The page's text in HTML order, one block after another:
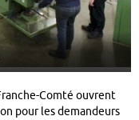
Comté ouvrent
pour les demandeurs